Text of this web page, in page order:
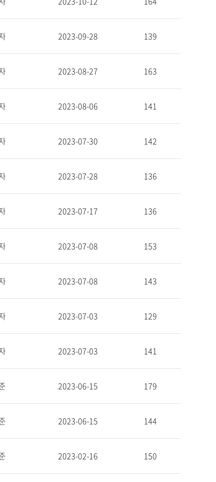
2023-09-28 139
2023-08-27 163
2023-08-06 141
2023-07-30 142
2023-07-28 136
2023-07-17 136
2023-07-08 153
2023-07-08 143
2023-07-03 129
2023-07-03 141
2023-06-15 179
2023-06-15 144
2023-02-16 150